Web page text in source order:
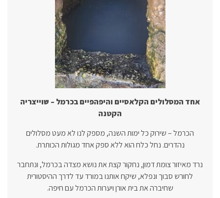
אחד המסלולים הקלאסיים והיפהפיים בכרמל – שוייצריה
הקטנה
הכרמל – שירוק כל ימות השנה, מספק לנו לא מעט מסלולים
נהדרים. נחל כלח הוא ללא ספק אחד מגולות הכותרת.
נרד מאיזור צומת דמון, נחקור קצת את נושא מצדה בכרמל, ונתחבר
לחורש סבוך ונפלא, שיקח אותנו במורד עד לדרך ההיסטורית
שחיברה את בית אורן ויערות הכרמל עם חיפה.